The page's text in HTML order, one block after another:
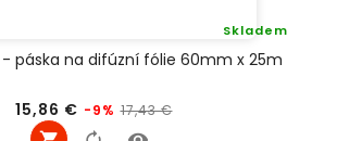
- páska na difúzní fólie 60mm x 25m
15,86 € Běžná
cena
-9% 17,43 €
Skladem
Cena